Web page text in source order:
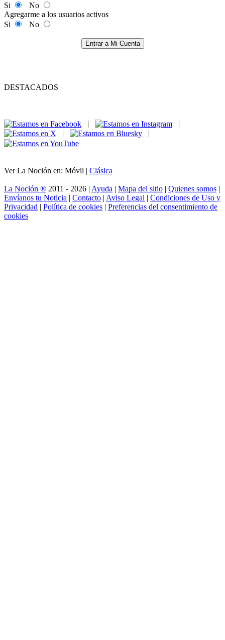
Si
No
Agregarme a los usuarios activos
Si
No
Entrar a Mi Cuenta
DESTACADOS
|
|
|
|
Ver La Noción en: Móvil | Clásica
La Noción ® 2011 - 2026 | Ayuda | Mapa del sitio | Quienes somos |
Envíanos tu Noticia | Contacto | Aviso Legal | Condiciones de Uso y
Privacidad | Política de cookies | Preferencias del consentimiento de
cookies